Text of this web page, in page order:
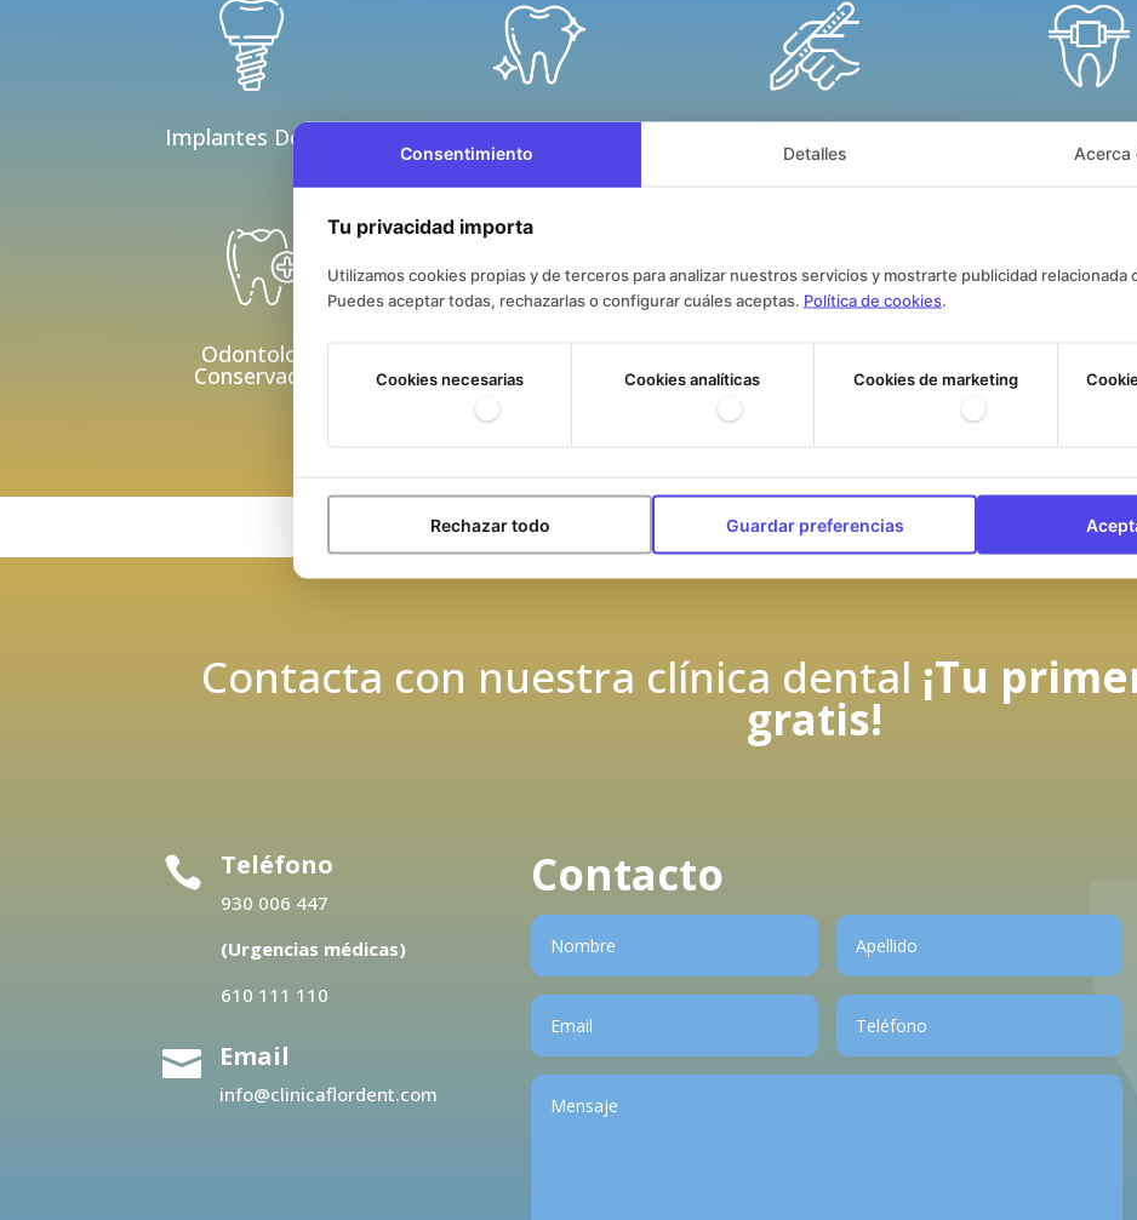
Implantes Dentales Cirugía Dental
Odontología
Conservadora Periodoncia
Endodoncia
Contacta con nuestra clínica dental ¡Tu
gratis!
 Teléfono
930 006 447
(Urgencias médicas)
610 111 110
 Email
info@clinicaflordent.com
Contacto
Consentimiento Detalles Acerca
Tu privacidad importa
Utilizamos cookies propias y de terceros para analizar nuestros servicios y mostrarte publicidad relacionada
Puedes aceptar todas, rechazarlas o configurar cuáles aceptas. Política de cookies.
Cookies necesarias Cookies analíticas Cookies de marketing
Rechazar todo Guardar preferencias